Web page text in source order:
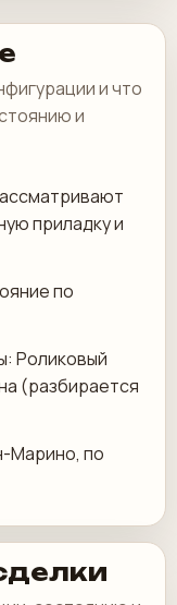
и что
и
приладку и
по
Роликовый
(разбирается
Марино, по